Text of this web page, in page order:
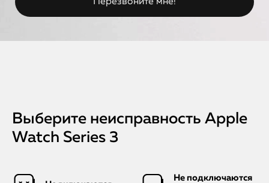
Выберите неисправность Apple
Watch Series 3
Не подключаются